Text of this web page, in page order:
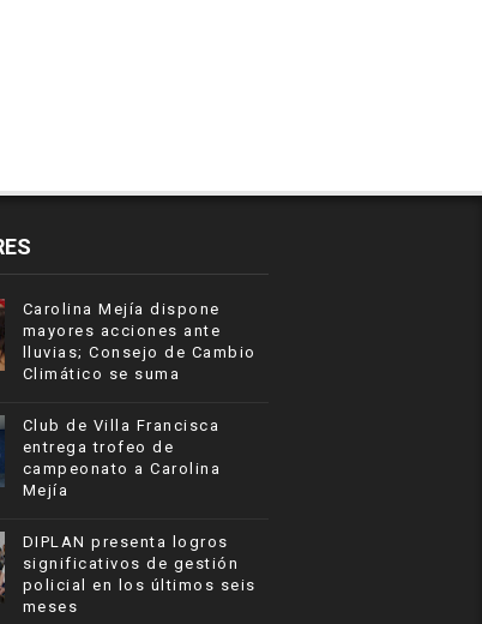
Carolina Mejía dispone
mayores acciones ante
lluvias; Consejo de Cambio
Climático se suma
Club de Villa Francisca
entrega trofeo de
campeonato a Carolina
Mejía
DIPLAN presenta logros
significativos de gestión
policial en los últimos seis
meses